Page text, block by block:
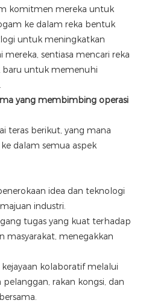
komitmen mereka untuk
ke dalam reka bentuk
untuk meningkatkan
mereka, sentiasa mencari reka
baru untuk memenuhi
yang membimbing operasi
teras berikut, yang mana
dalam semua aspek
idea dan teknologi
industri.
tugas yang kuat terhadap
masyarakat, menegakkan
kejayaan kolaboratif melalui
rakan kongsi, dan